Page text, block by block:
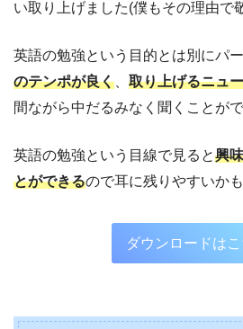
い取り上げました(僕もその理由で
英語の勉強という目的とは別にパ
のテンポが良く
取り上げるニュ
間ながら中だるみなく聞くことがで
英語の勉強という目線で見ると興
とができるので耳に残りやすいか
ダウンロードはこ